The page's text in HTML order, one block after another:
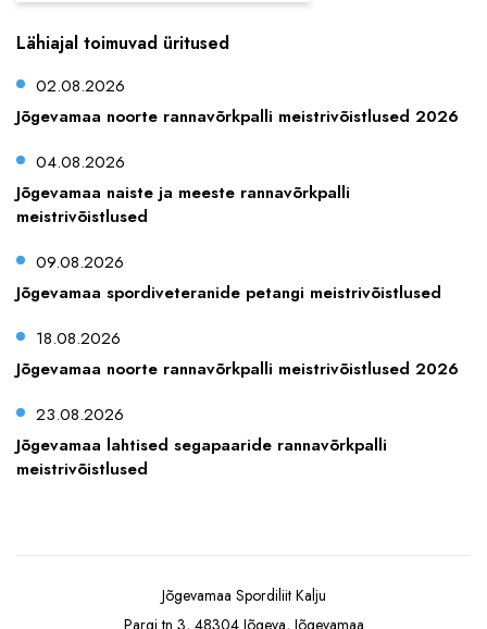
Lähiajal toimuvad üritused
02.08.2026
Jõgevamaa noorte rannavõrkpalli meistrivõistlused 2026
04.08.2026
Jõgevamaa naiste ja meeste rannavõrkpalli
meistrivõistlused
09.08.2026
Jõgevamaa spordiveteranide petangi meistrivõistlused
18.08.2026
Jõgevamaa noorte rannavõrkpalli meistrivõistlused 2026
23.08.2026
Jõgevamaa lahtised segapaaride rannavõrkpalli
meistrivõistlused
Jõgevamaa Spordiliit Kalju
Pargi tn 3, 48304 Jõgeva, Jõgevamaa